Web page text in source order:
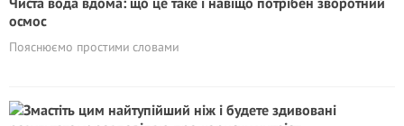
осмос
Пояснюємо простими словами